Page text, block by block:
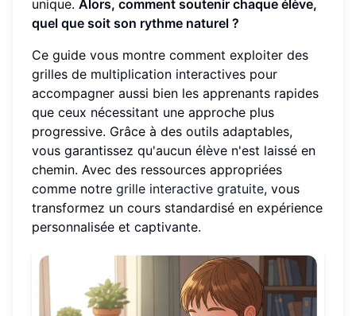
unique. Alors, comment soutenir chaque élève,
quel que soit son rythme naturel ?
Ce guide vous montre comment exploiter des
grilles de multiplication interactives pour
accompagner aussi bien les apprenants rapides
que ceux nécessitant une approche plus
progressive. Grâce à des outils adaptables,
vous garantissez qu'aucun élève n'est laissé en
chemin. Avec des ressources appropriées
comme notre grille interactive gratuite, vous
transformez un cours standardisé en expérience
personnalisée et captivante.